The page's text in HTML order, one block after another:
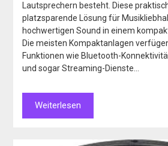
Lautsprechern besteht. Diese
platzsparende Lösung für
hochwertigen Sound in einem
Die meisten Kompaktanlagen
Funktionen wie Bluetooth-
und sogar Streaming-Dienste…
Weiterlesen